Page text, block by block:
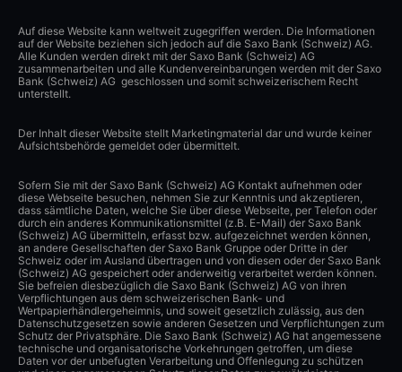
Auf diese Website kann weltweit zugegriffen werden. Die Informationen
auf der Website beziehen sich jedoch auf die Saxo Bank (Schweiz) AG.
Alle Kunden werden direkt mit der Saxo Bank (Schweiz) AG
zusammenarbeiten und alle Kundenvereinbarungen werden mit der Saxo
Bank (Schweiz) AG geschlossen und somit schweizerischem Recht
unterstellt.
Der Inhalt dieser Website stellt Marketingmaterial dar und wurde keiner
Aufsichtsbehörde gemeldet oder übermittelt.
Sofern Sie mit der Saxo Bank (Schweiz) AG Kontakt aufnehmen oder
diese Webseite besuchen, nehmen Sie zur Kenntnis und akzeptieren,
dass sämtliche Daten, welche Sie über diese Webseite, per Telefon oder
durch ein anderes Kommunikationsmittel (z.B. E-Mail) der Saxo Bank
(Schweiz) AG übermitteln, erfasst bzw. aufgezeichnet werden können,
an andere Gesellschaften der Saxo Bank Gruppe oder Dritte in der
Schweiz oder im Ausland übertragen und von diesen oder der Saxo Bank
(Schweiz) AG gespeichert oder anderweitig verarbeitet werden können.
Sie befreien diesbezüglich die Saxo Bank (Schweiz) AG von ihren
Verpflichtungen aus dem schweizerischen Bank- und
Wertpapierhändlergeheimnis, und soweit gesetzlich zulässig, aus den
Datenschutzgesetzen sowie anderen Gesetzen und Verpflichtungen zum
Schutz der Privatsphäre. Die Saxo Bank (Schweiz) AG hat angemessene
technische und organisatorische Vorkehrungen getroffen, um diese
Daten vor der unbefugten Verarbeitung und Offenlegung zu schützen